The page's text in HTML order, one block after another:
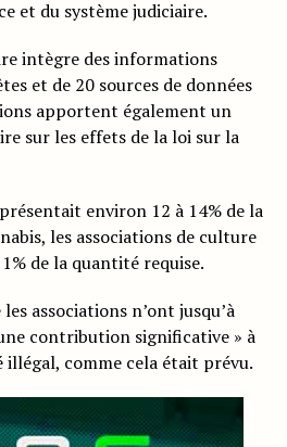
et du système judiciaire.
intègre des informations
et de 20 sources de données
apportent également un
sur les effets de la loi sur la
environ 12 à 14% de la
les associations de culture
de la quantité requise.
associations n’ont jusqu’à
contribution significative » à
comme cela était prévu.